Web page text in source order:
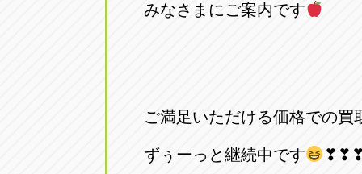
アップル
0561-53-
アップル尾張旭店
愛知県尾張旭市印場元町5-2-8
みなさまにご案内です
ご満足いただける価格での買
ずぅーっと継続中です